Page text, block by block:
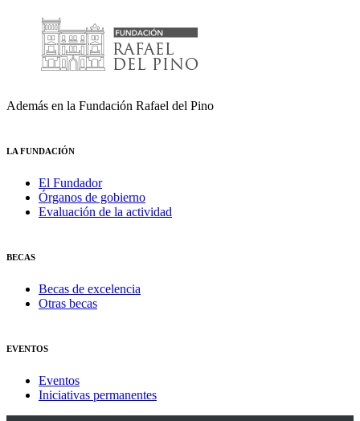
Además en la Fundación Rafael del Pino
LA FUNDACIÓN
El Fundador
Órganos de gobierno
Evaluación de la actividad
BECAS
Becas de excelencia
Otras becas
EVENTOS
Eventos
Iniciativas permanentes